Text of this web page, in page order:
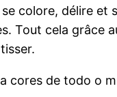
colore, délire et
Tout cela grâce
cores de todo o